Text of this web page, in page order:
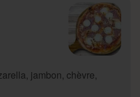
jambon, chèvre,